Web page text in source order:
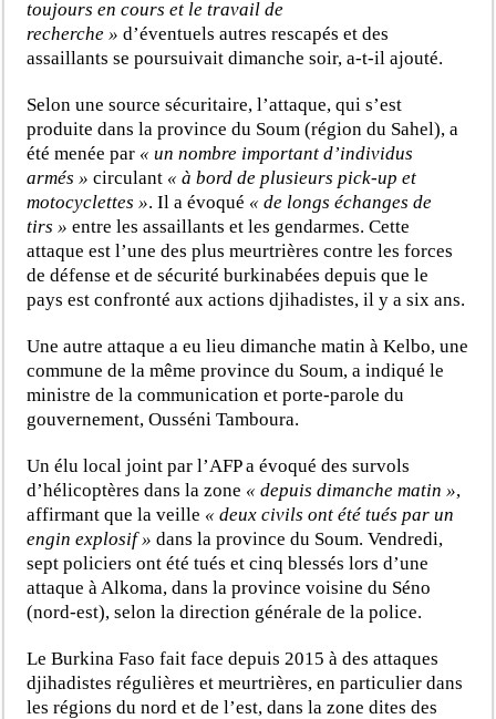
toujours en cours et le travail de
recherche » d’éventuels autres rescapés et des
assaillants se poursuivait dimanche soir, a-t-il ajouté.
Selon une source sécuritaire, l’attaque, qui s’est
produite dans la province du Soum (région du Sahel), a
été menée par « un nombre important d’individus
armés » circulant « à bord de plusieurs pick-up et
motocyclettes ». Il a évoqué « de longs échanges de
tirs » entre les assaillants et les gendarmes. Cette
attaque est l’une des plus meurtrières contre les forces
de défense et de sécurité burkinabées depuis que le
pays est confronté aux actions djihadistes, il y a six ans.
Une autre attaque a eu lieu dimanche matin à Kelbo, une
commune de la même province du Soum, a indiqué le
ministre de la communication et porte-parole du
gouvernement, Ousséni Tamboura.
Un élu local joint par l’AFP a évoqué des survols
d’hélicoptères dans la zone « depuis dimanche matin »,
affirmant que la veille « deux civils ont été tués par un
engin explosif » dans la province du Soum. Vendredi,
sept policiers ont été tués et cinq blessés lors d’une
attaque à Alkoma, dans la province voisine du Séno
(nord-est), selon la direction générale de la police.
Le Burkina Faso fait face depuis 2015 à des attaques
djihadistes régulières et meurtrières, en particulier dans
les régions du nord et de l’est, dans la zone dites des